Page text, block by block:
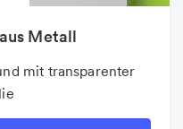
Metall
mit transparenter